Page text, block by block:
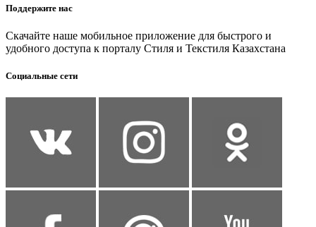
Поддержите нас
Скачайте наше мобильное приложение для быстрого и
удобного доступа к порталу Стиля и Текстиля Казахстана
Социальные сети